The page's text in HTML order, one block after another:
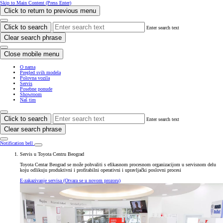
Skip to Main Content (Press Enter)
Click to return to previous menu
Click to search Enter search text
Clear search phrase
Close mobile menu
O nama
Pregled svih modela
Polovna vozila
Servis
Posebne ponude
Showroom
Naš tim
Click to search Enter search text
Clear search phrase
Notification bell
Servis u Toyota Centru Beograd
Toyota Centar Beograd se može pohvaliti s efikasnom procesnom organizacijom u servisnom delu
koju odlikuju produktivni i profitabilni operativni i upravljački poslovni procesi
E-zakazivanje servisa (Otvara se u novom prozoru)